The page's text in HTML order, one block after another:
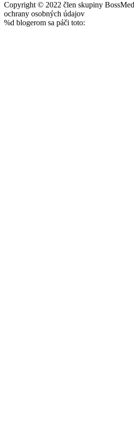
Copyright © 2022 člen skupiny
ochrany osobných údajov
%d blogerom sa páči toto: